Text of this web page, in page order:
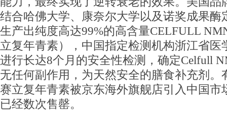
结合哈佛大学、康奈尔大学以及诺奖成果酶
生产出纯度高达99%的高含量CELFULL
立复年青素），中国指定检测机构浙江省医
进行长达8个月的安全性检测，确定Celfull
无任何副作用，为天然安全的膳食补充剂。
赛立复年青素被京东海外旗舰店引入中国市
已经数次售罄。